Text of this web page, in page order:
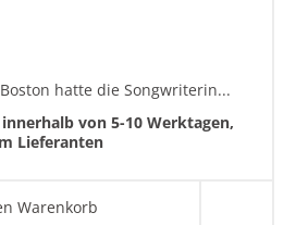
hatte die Songwriterin...
von 5-10 Werktagen,
Lieferanten
Warenkorb